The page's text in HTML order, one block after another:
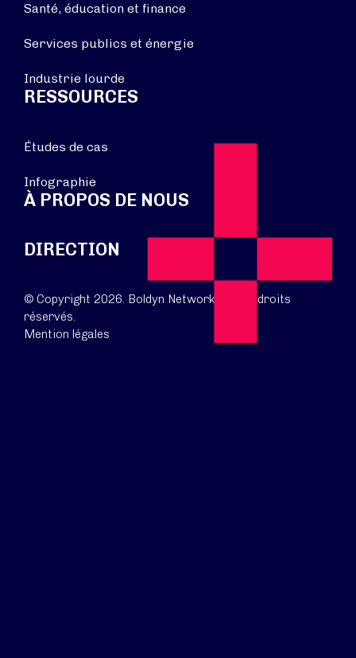
Santé, éducation et finance
Services publics et énergie
Industrie lourde
RESSOURCES
Études de cas
Infographie
À PROPOS DE NOUS
DIRECTION
© Copyright 2026. Boldyn Networks. Tous droits
réservés.
Mention légales